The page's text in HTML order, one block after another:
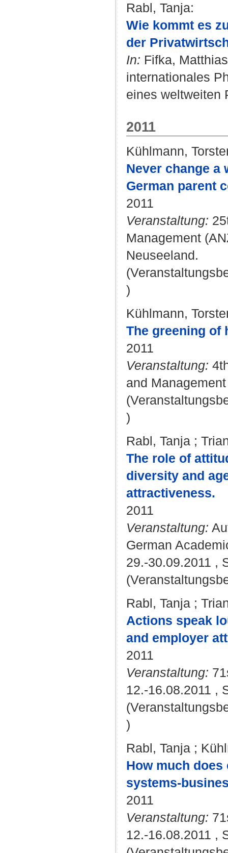
Rabl, Tanja:
Wie kommt es
der
In: Fifka,
internationales
eines weltweiten
2011
Kühlmann,
Never change a
German parent
2011
Veranstaltung:
Management
Neuseeland.
)
Kühlmann,
The greening of
2011
Veranstaltung:
and
)
Rabl, Tanja ;
The role of
diversity and
attractiveness.
2011
Veranstaltung:
German
29.-30.09.2011 ,
Rabl, Tanja ;
Actions speak
and employer
2011
Veranstaltung:
12.-16.08.2011 ,
)
Rabl, Tanja ;
How much
systems-
2011
Veranstaltung:
12.-16.08.2011 ,